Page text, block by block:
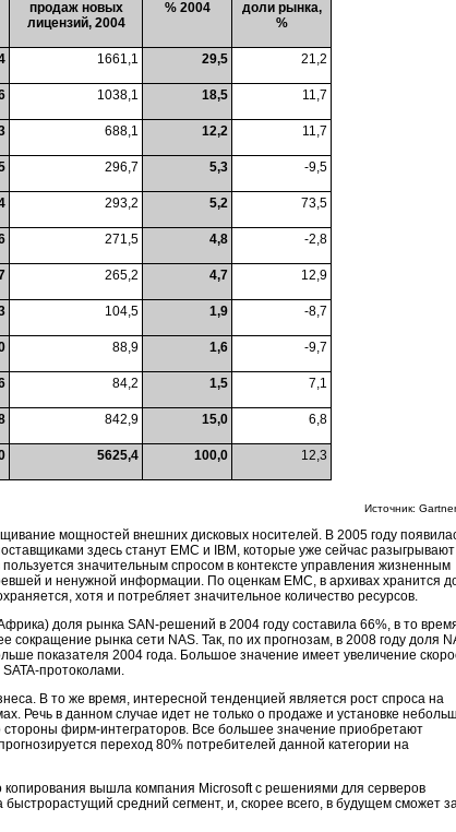
продаж новых
лицензий, 2004
% 2004
доли рынка,
%
1661,1 29,5 21,2
1038,1 18,5 11,7
688,1 12,2 11,7
296,7 5,3 -9,5
293,2 5,2 73,5
271,5 4,8 -2,8
265,2 4,7 12,9
104,5 1,9 -8,7
88,9 1,6 -9,7
84,2 1,5 7,1
842,9 15,0 6,8
5625,4 100,0 12,3
Источник:
мощностей внешних дисковых носителей. В 2005 году
здесь станут EMC и IBM, которые уже сейчас разыгрывают
значительным спросом в контексте управления жизненным
и ненужной информации. По оценкам EMC, в архивах хранится
хотя и потребляет значительное количество ресурсов.
доля рынка SAN-решений в 2004 году составила 66%, в то
рынка сети NAS. Так, по их прогнозам, в 2008 году доля
показателя 2004 года. Большое значение имеет увеличение
SATA-протоколами.
В то же время, интересной тенденцией является рост спроса на
Речь в данном случае идет не только о продаже и установке
фирм-интеграторов. Все большее значение приобретают
переход 80% потребителей данной категории на
копирования вышла компания Microsoft с решениями для серверов
средний сегмент, и, скорее всего, в будущем сможет